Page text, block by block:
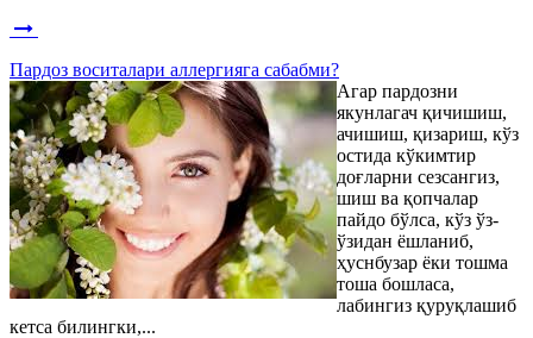
Пардоз воситалари аллергияга сабабми?
Агар пардозни
якунлагач қичишиш,
ачишиш, қизариш, кўз
остида кўкимтир
доғларни сезсангиз,
шиш ва қопчалар
пайдо бўлса, кўз ўз-
ўзидан ёшланиб,
ҳуснбузар ёки тошма
тоша бошласа,
лабингиз қуруқлашиб
кетса билингки,...